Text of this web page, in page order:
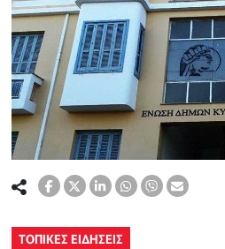
ΤΟΠΙΚΕΣ ΕΙΔΗΣΕΙΣ